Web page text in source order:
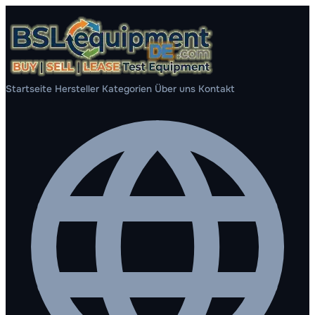
Startseite Hersteller Kategorien Über uns Kontakt